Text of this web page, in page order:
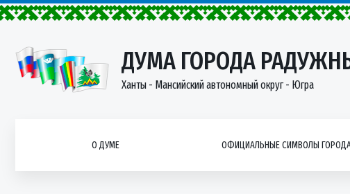
ДУМА ГОРОДА
Ханты - Мансийский автономный округ - Югра
О ДУМЕ ОФИЦИАЛЬНЫЕ СИМВОЛЫ